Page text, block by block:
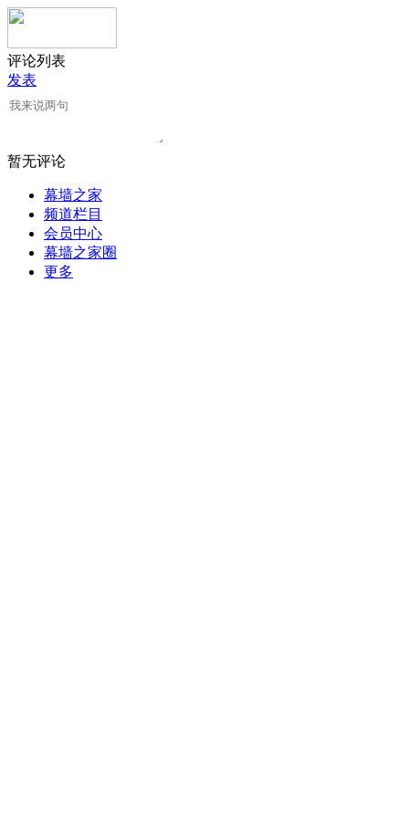
评论列表
发表
暂无评论
幕墙之家
频道栏目
会员中心
幕墙之家圈
更多